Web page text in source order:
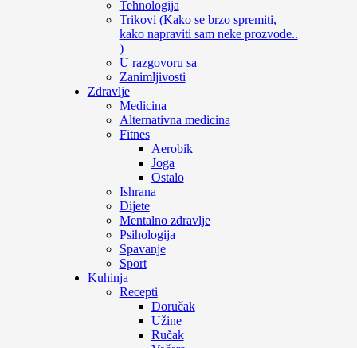
Tehnologija
Trikovi (Kako se brzo spremiti,
kako napraviti sam neke prozvode..
)
U razgovoru sa
Zanimljivosti
Zdravlje
Medicina
Alternativna medicina
Fitnes
Aerobik
Joga
Ostalo
Ishrana
Dijete
Mentalno zdravlje
Psihologija
Spavanje
Sport
Kuhinja
Recepti
Doručak
Užine
Ručak